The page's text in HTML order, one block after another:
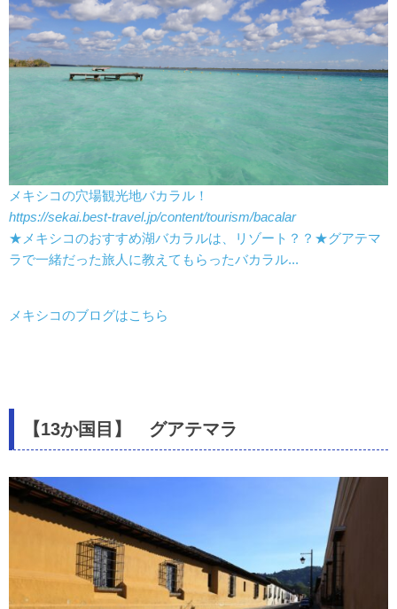
メキシコの穴場観光地バカラル！
https://sekai.best-travel.jp/content/tourism/bacalar
★メキシコのおすすめ湖バカラルは、リゾート？？★グアテマ
ラで一緒だった旅人に教えてもらったバカラル...
メキシコのブログはこちら
【13か国目】 グアテマラ